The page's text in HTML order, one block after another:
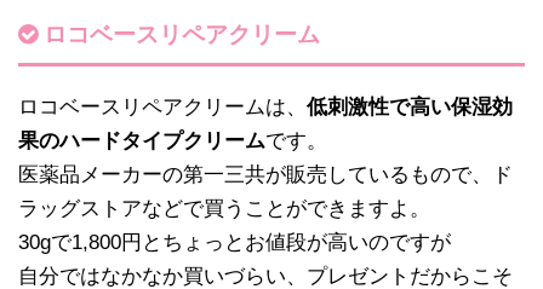
ロコベースリペアクリーム
ロコベースリペアクリームは、 低刺激性で高い保湿効
果のハードタイプクリームです。
医薬品メーカーの第一三共が販売しているもので、ド
ラッグストアなどで買うことができますよ。
30gで1,800円とちょっとお値段が高いのですが
自分ではなかなか買いづらい、プレゼントだからこそ